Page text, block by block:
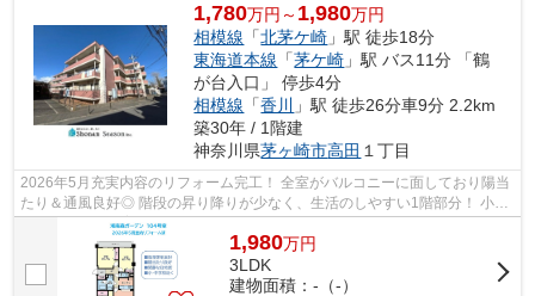
1,780万円～ 1,980万円
相模線 「北茅ケ崎 」駅 徒歩18分
東海道本線 「茅ケ崎 」駅 バス11分 「鶴
が台入口」 停歩4分
相模線 「香川
」駅 徒歩26分車9分 2.2km
築30年 / 1階建
神奈川県茅ヶ崎市高田 １丁目
2026年5月充実内容のリフォーム完工！ 全室がバルコニーに面しており陽当
たり＆通風良好◎ 階段の昇り降りが少なく、生活のしやすい1階部分！ 小・
中学校が近く子育て世代にも嬉しい住...
1,980万円
3LDK
建物面積：-（-）